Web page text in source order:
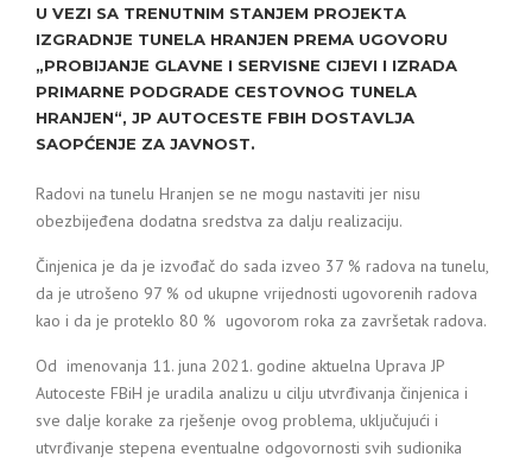
U VEZI SA TRENUTNIM STANJEM PROJEKTA
IZGRADNJE TUNELA HRANJEN PREMA UGOVORU
„PROBIJANJE GLAVNE I SERVISNE CIJEVI I IZRADA
PRIMARNE PODGRADE CESTOVNOG TUNELA
HRANJEN“, JP AUTOCESTE FBIH DOSTAVLJA
SAOPĆENJE ZA JAVNOST.
Radovi na tunelu Hranjen se ne mogu nastaviti jer nisu
obezbijeđena dodatna sredstva za dalju realizaciju.
Činjenica je da je izvođač do sada izveo 37 % radova na tunelu,
da je utrošeno 97 % od ukupne vrijednosti ugovorenih radova
kao i da je proteklo 80 % ugovorom roka za završetak radova.
Od imenovanja 11. juna 2021. godine aktuelna Uprava JP
Autoceste FBiH je uradila analizu u cilju utvrđivanja činjenica i
sve dalje korake za rješenje ovog problema, uključujući i
utvrđivanje stepena eventualne odgovornosti svih sudionika